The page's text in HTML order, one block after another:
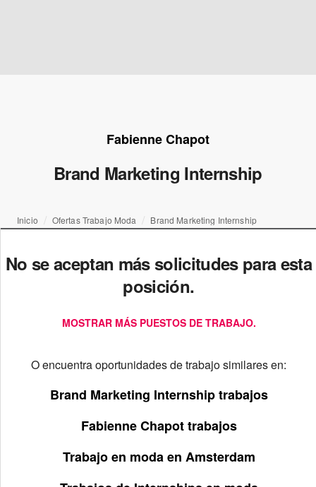
Fabienne Chapot
Brand Marketing Internship
Inicio Ofertas Trabajo Moda Brand Marketing Internship
No se aceptan más solicitudes para esta
posición.
MOSTRAR MÁS PUESTOS DE TRABAJO.
O encuentra oportunidades de trabajo similares en:
Brand Marketing Internship trabajos
Fabienne Chapot trabajos
Trabajo en moda en Amsterdam